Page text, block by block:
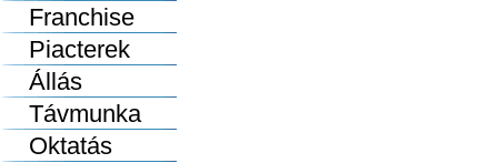
Franchise
Piacterek
Állás
Távmunka
Oktatás